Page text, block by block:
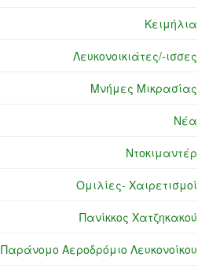
Κειμήλια
Λευκονοικιάτες/-ισσες
Μνήμες Μικρασίας
Νέα
Ντοκιμαντέρ
Ομιλίες- Χαιρετισμοί
Πανίκκος Χατζηκακού
Παράνομο Αεροδρόμιο Λευκονοίκου